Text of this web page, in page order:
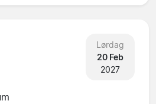
Lørdag
20 Feb
2027